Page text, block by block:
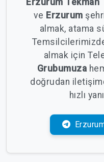
ve Erzurum
almak, atama
almak için
Grubumuza
doğrudan
hızlı